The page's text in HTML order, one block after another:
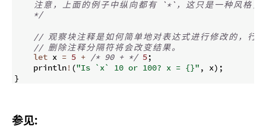
注意 ， 上面的 例 子 中纵向都 有 `*` ， 这只是 一种风格
*/
// 观察块注释是如 何简单地对表达式进行 修改的 ， 行
// 删除注释 分隔符将 会改 变结果。
let x = 5 + /* 90 + */ 5;
    println
! ("Is `x` 10 or 100? x = {}" , x) ;
}
参见: